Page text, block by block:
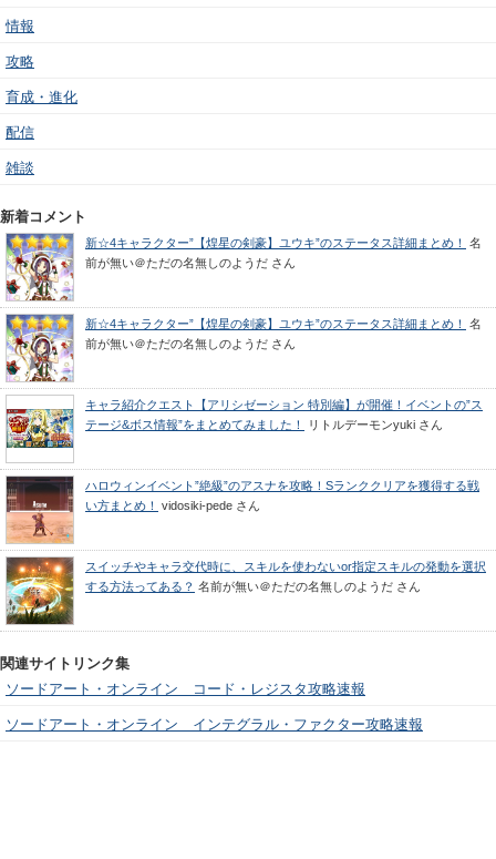
情報
攻略
育成・進化
配信
雑談
新着コメント
新☆4キャラクター”【煌星の剣豪】ユウキ”のステータス詳細まとめ！
名
前が無い＠ただの名無しのようだ さん
新☆4キャラクター”【煌星の剣豪】ユウキ”のステータス詳細まとめ！
名
前が無い＠ただの名無しのようだ さん
キャラ紹介クエスト【アリシゼーション 特別編】が開催！イベントの”ス
テージ&ボス情報”をまとめてみました！
リトルデーモンyuki さん
ハロウィンイベント”絶級”のアスナを攻略！Sランククリアを獲得する戦
い方まとめ！
vidosiki-pede さん
スイッチやキャラ交代時に、スキルを使わないor指定スキルの発動を選択
する方法ってある？ 名前が無い＠ただの名無しのようだ さん
関連サイトリンク集
ソードアート・オンライン コード・レジスタ攻略速報
ソードアート・オンライン インテグラル・ファクター攻略速報